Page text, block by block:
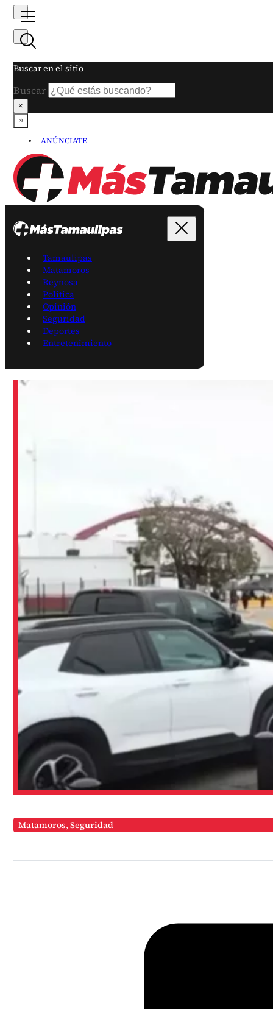
Buscar en el sitio
Buscar
×
ANÚNCIATE
Tamaulipas
Matamoros
Reynosa
Política
Opinión
Seguridad
Deportes
Entretenimiento
Matamoros,Seguridad